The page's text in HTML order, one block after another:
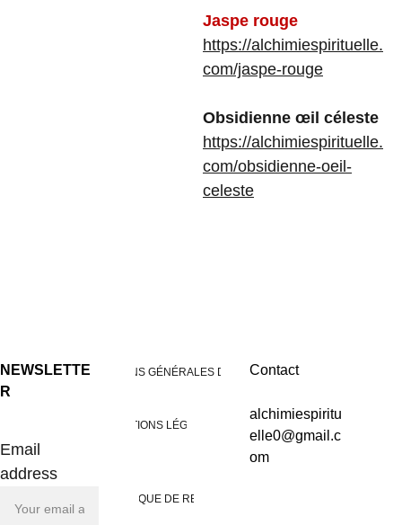
Jaspe rouge
https://alchimiespirituelle.
com/jaspe-rouge
Obsidienne œil céleste
https://alchimiespirituelle.
com/obsidienne-oeil-
celeste
NEWSLETTE
R
Contact
alchimiespiritu
elle0@gmail.c
om
Email
address
CONDITIONS GÉNÉRALES DE VENTES
MENTIONS LÉGALES
POLITIQUE DE RETOUR